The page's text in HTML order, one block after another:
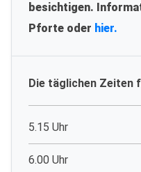
besichtigen.
Pforte oder hier.
Die täglichen Zeiten
5.15 Uhr
6.00 Uhr